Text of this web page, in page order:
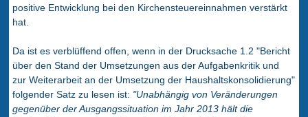
positive Entwicklung bei den Kirchensteuereinnahmen verstärkt
hat.
Da ist es verblüffend offen, wenn in der Drucksache 1.2 "Bericht
über den Stand der Umsetzungen aus der Aufgabenkritik und
zur Weiterarbeit an der Umsetzung der Haushaltskonsolidierung"
folgender Satz zu lesen ist: "Unabhängig von Veränderungen
gegenüber der Ausgangssituation im Jahr 2013 hält die